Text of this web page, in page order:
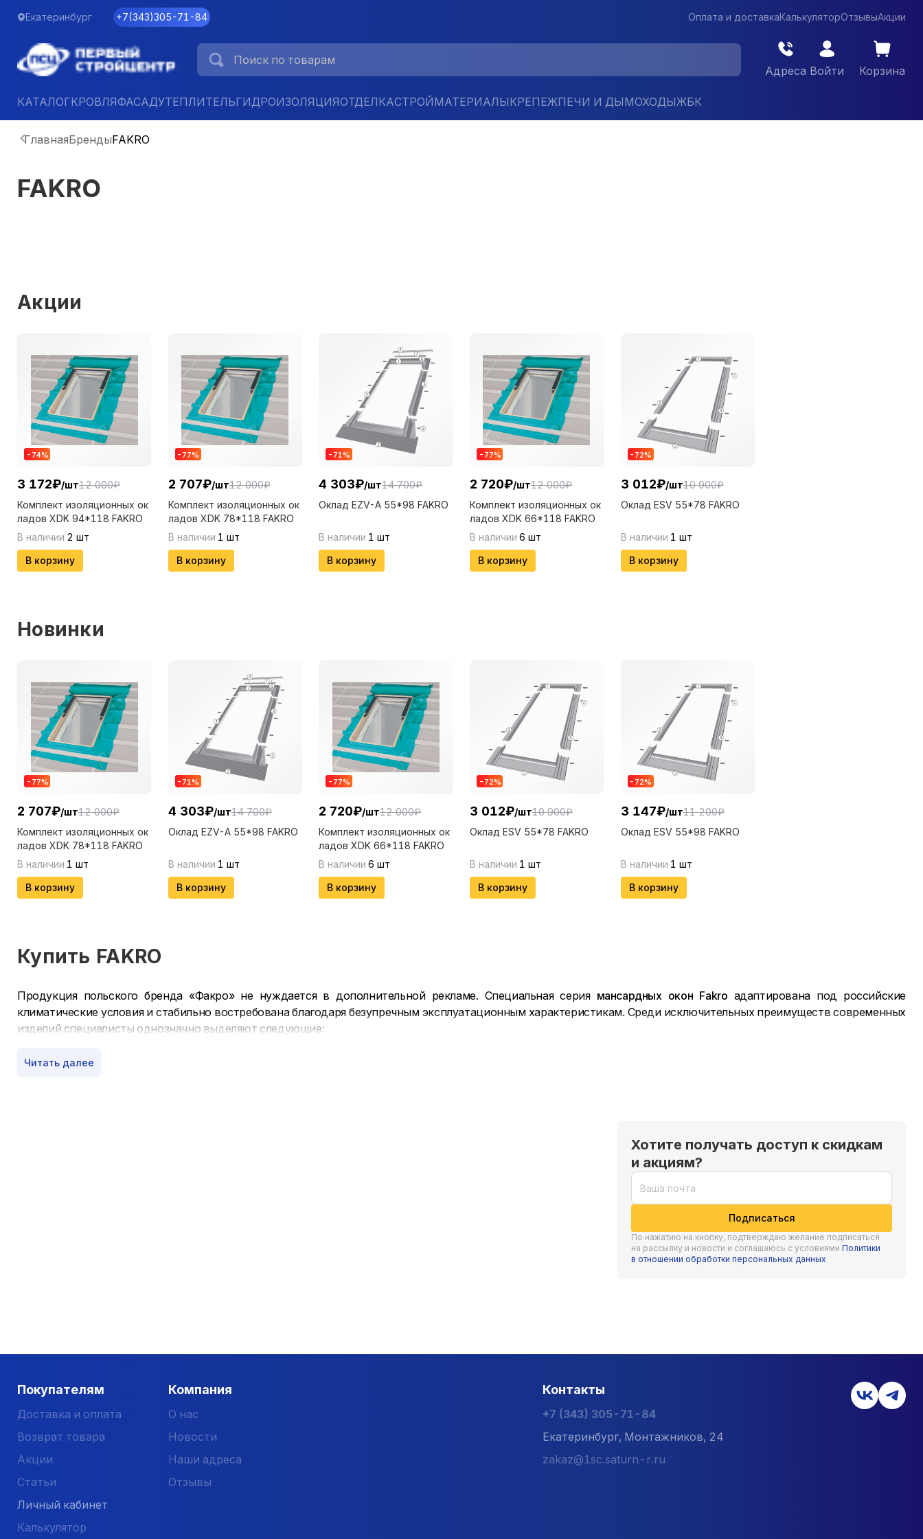
Екатеринбург +7(343)305-71-84 Оплата и доставкаКалькуляторОтзывыАкции
Адреса Войти Корзина
КАТАЛОГКРОВЛЯФАСАДУТЕПЛИТЕЛЬГИДРОИЗОЛЯЦИЯОТДЕЛКАСТРОЙМАТЕРИАЛЫКРЕПЕЖПЕЧИ И ДЫМОХОДЫЖБК
ГлавнаяБрендыFAKRO
FAKRO
Акции
- 74%
3 172₽/шт12 000₽
Комплект изоляционных ок
ладов XDK 94*118 FAKRO
В наличии 2 шт
В корзину
- 77%
2 707₽/шт12 000₽
Комплект изоляционных ок
ладов XDK 78*118 FAKRO
В наличии 1 шт
В корзину
- 71%
4 303₽/шт14 700₽
Оклад EZV-A 55*98 FAKRO
В наличии 1 шт
В корзину
- 77%
2 720₽/шт12 000₽
Комплект изоляционных ок
ладов XDK 66*118 FAKRO
В наличии 6 шт
В корзину
- 72%
3 012₽/шт10 900₽
Оклад ESV 55*78 FAKRO
В наличии 1 шт
В корзину
Новинки
- 77%
2 707₽/шт12 000₽
Комплект изоляционных ок
ладов XDK 78*118 FAKRO
В наличии 1 шт
В корзину
- 71%
4 303₽/шт14 700₽
Оклад EZV-A 55*98 FAKRO
В наличии 1 шт
В корзину
- 77%
2 720₽/шт12 000₽
Комплект изоляционных ок
ладов XDK 66*118 FAKRO
В наличии 6 шт
В корзину
- 72%
3 012₽/шт10 900₽
Оклад ESV 55*78 FAKRO
В наличии 1 шт
В корзину
- 72%
3 147₽/шт11 200₽
Оклад ESV 55*98 FAKRO
В наличии 1 шт
В корзину
Купить FAKRO
Продукция польского бренда «Факро» не нуждается в дополнительной рекламе. Специальная сериямансардных окон Fakro адаптирована под российские
климатические условия и стабильно востребована благодаря безупречным эксплуатационным характеристикам. Среди исключительных преимуществ современных
изделий специалисты однозначно выделяют следующие:
полная герметичность;
просты в монтаже и легко устанавливаются на стропила или обрешетку. Предусмотренные производителем размеры рассчитаны на
максимальное теплосбережение, а встроенный регулируемый вентиляционный клапан позволяет поддерживать в помещении комфортный микроклимат.
— это функциональные и эргономичные конструкции, представленные в нашем каталоге множеством интересных решений для любых
Читать далее
Хотите получать доступ к скидкам
и акциям?
Подписаться
По нажатию на кнопку, подтверждаю желание подписаться
на рассылку и новости и соглашаюсь с условиями Политики
в отношении обработки персональных данных
Покупателям
Доставка и оплата
Возврат товара
Акции
Статьи
Личный кабинет
Калькулятор
Компания
О нас
Новости
Наши адреса
Отзывы
Контакты
+7 (343) 305-71-84
Екатеринбург, Монтажников, 24
zakaz@1sc.saturn-r.ru